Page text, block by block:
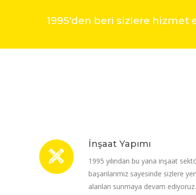
1995'den beri sizlere
İnşaat Yapımı
1995 yılından bu yana inşaat
başarılarımız sayesinde sizlere
alanları sunmaya devam ediyoruz.